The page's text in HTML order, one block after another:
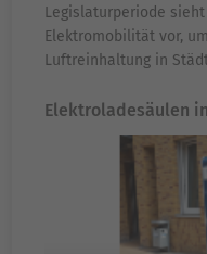
Legislaturperiode
Elektromobilität vor,
Luftreinhaltung in
Elektroladesäulen